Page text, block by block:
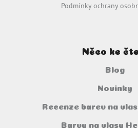
Podmínky ochrany
Něco ke
Blog
Novinky
Recenze barev na
Barvy na vlasy